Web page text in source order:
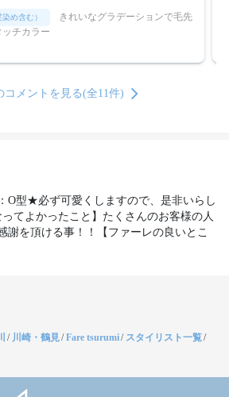
め含む）
チカラー
コメントを見る(全11件)
O型★必ず可愛くしますので、是非いらし
てよかったこと】たくさんのお客様の人
謝を頂ける事！！【ファーレの良いとこ
/ 川崎・鶴見/Fare tsurumi/ スタイリスト一覧/